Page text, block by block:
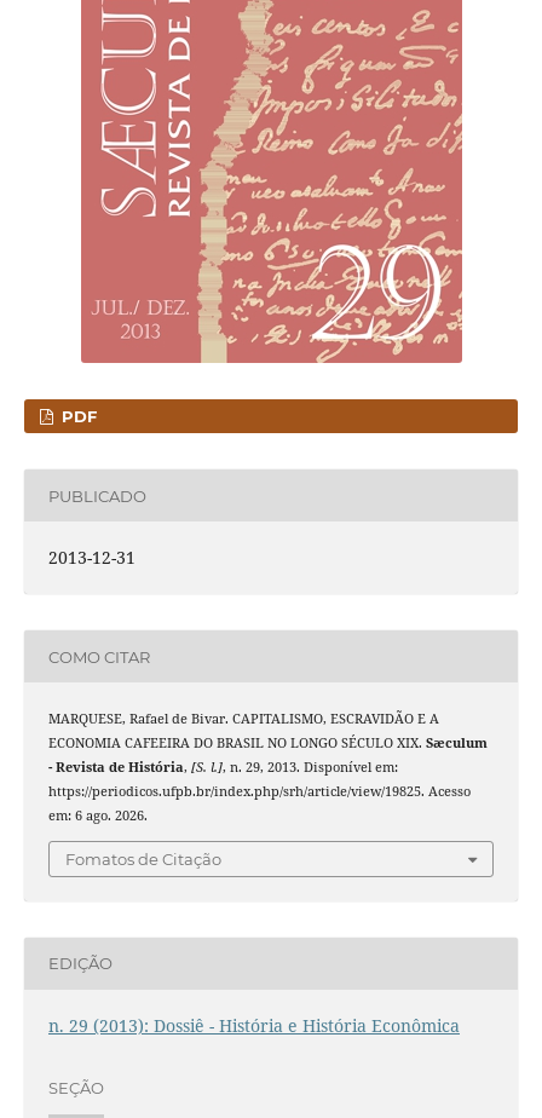
PDF
PUBLICADO
2013-12-31
COMO CITAR
MARQUESE, Rafael de Bivar. CAPITALISMO, ESCRAVIDÃO E A
ECONOMIA CAFEEIRA DO BRASIL NO LONGO SÉCULO XIX. Sæculum
- Revista de História, [S. l.], n. 29, 2013. Disponível em:
https://periodicos.ufpb.br/index.php/srh/article/view/19825. Acesso
em: 6 ago. 2026.
Fomatos de Citação
EDIÇÃO
n. 29 (2013): Dossiê - História e História Econômica
SEÇÃO